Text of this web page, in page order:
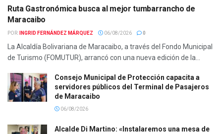
Ruta Gastronómica busca al mejor tumbarrancho de
Maracaibo
POR: INGRID FERNÁNDEZ MÁRQUEZ 06/08/2026 0
La Alcaldía Bolivariana de Maracaibo, a través del Fondo Municipal
de Turismo (FOMUTUR), arrancó con una nueva edición de la...
Consejo Municipal de Protección capacita a
servidores públicos del Terminal de Pasajeros
de Maracaibo
06/08/2026
Alcalde Di Martino: «Instalaremos una mesa de